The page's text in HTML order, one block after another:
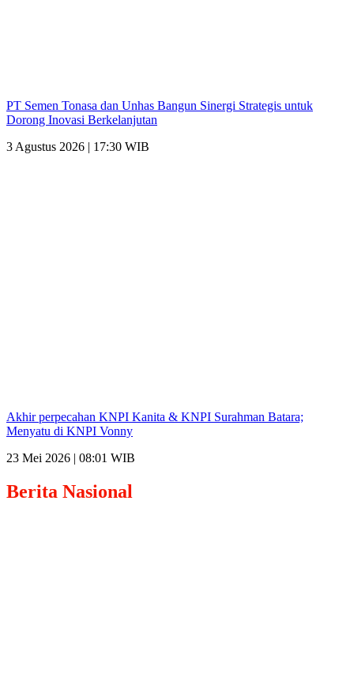
PT Semen Tonasa dan Unhas Bangun Sinergi Strategis untuk
Dorong Inovasi Berkelanjutan
3 Agustus 2026 | 17:30 WIB
Akhir perpecahan KNPI Kanita & KNPI Surahman Batara;
Menyatu di KNPI Vonny
23 Mei 2026 | 08:01 WIB
Berita Nasional